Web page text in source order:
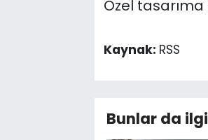
Özel
Kaynak: RSS
Bunlar da